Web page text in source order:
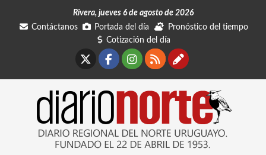
Rivera, jueves 6 de agosto de 2026
Contáctanos
Portada del día
Pronóstico del tiempo
Cotización del día
Facebook
Instagram
RSSContáctanos